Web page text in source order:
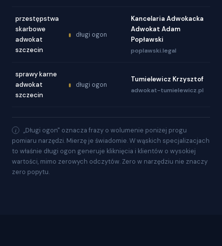
przestępstwa
skarbowe
adwokat
szczecin
długi ogon
Kancelaria Adwokacka
Adwokat Adam
Popławski
poplawski.legal
sprawy karne
adwokat
szczecin
długi ogon
Tumielewicz Krzysztof
adwokat-tumielewicz.pl
„Długi ogon" oznacza frazy o wolumenie poniżej progu
pomiaru narzędzi. Mierzę je świadomie. W wąskich specjalizacjach
to właśnie długi ogon generuje kliknięcia i klientów o wysokiej
wartości, mimo zerowych odczytów. Zero w narzędziu nie znaczy
zero popytu.